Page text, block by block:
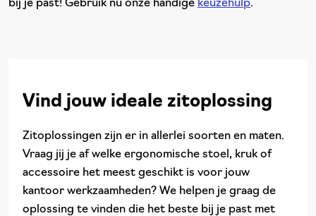
bij je past! Gebruik nu onze handige keuzehulp.
Vind jouw ideale zitoplossing
Zitoplossingen zijn er in allerlei soorten en maten.
Vraag jij je af welke ergonomische stoel, kruk of
accessoire het meest geschikt is voor jouw
kantoor werkzaamheden? We helpen je graag de
oplossing te vinden die het beste bij je past met